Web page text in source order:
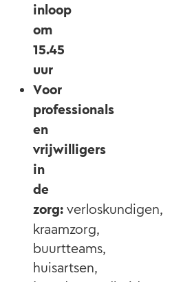
inloop
om
15.45
uur
Voor
professionals
en
vrijwilligers
in
de
zorg: verloskundigen,
kraamzorg,
buurtteams,
huisartsen,